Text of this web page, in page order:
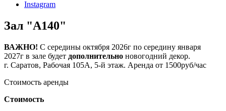
Instagram
Зал "А140"
ВАЖНО! С середины октября 2026г по середину января
2027г в зале будет дополнительно новогодний декор.
г. Саратов, Рабочая 105А, 5-й этаж. Аренда от 1500руб/час
Стоимость аренды
Стоимость